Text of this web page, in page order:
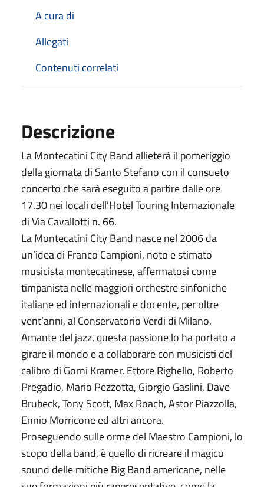
A cura di
Allegati
Contenuti correlati
Descrizione
La Montecatini City Band allieterà il pomeriggio
della giornata di Santo Stefano con il consueto
concerto che sarà eseguito a partire dalle ore
17.30 nei locali dell’Hotel Touring Internazionale
di Via Cavallotti n. 66.
La Montecatini City Band nasce nel 2006 da
un’idea di Franco Campioni, noto e stimato
musicista montecatinese, affermatosi come
timpanista nelle maggiori orchestre sinfoniche
italiane ed internazionali e docente, per oltre
vent’anni, al Conservatorio Verdi di Milano.
Amante del jazz, questa passione lo ha portato a
girare il mondo e a collaborare con musicisti del
calibro di Gorni Kramer, Ettore Righello, Roberto
Pregadio, Mario Pezzotta, Giorgio Gaslini, Dave
Brubeck, Tony Scott, Max Roach, Astor Piazzolla,
Ennio Morricone ed altri ancora.
Proseguendo sulle orme del Maestro Campioni, lo
scopo della band, è quello di ricreare il magico
sound delle mitiche Big Band americane, nelle